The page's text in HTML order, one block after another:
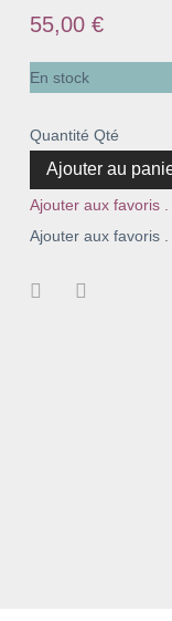
55,00 €
En stock
Quantité Qté
Ajouter au
Ajouter aux favoris .
Ajouter aux favoris .